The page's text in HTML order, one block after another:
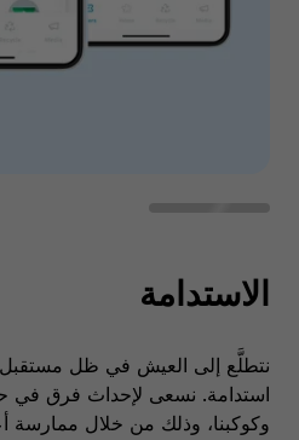
الاستدامة
نتطلَّع إلى العيش في ظل
استدامة. نسعى لإحداث فرق في
وكوكبنا، وذلك من خلال ممارسة